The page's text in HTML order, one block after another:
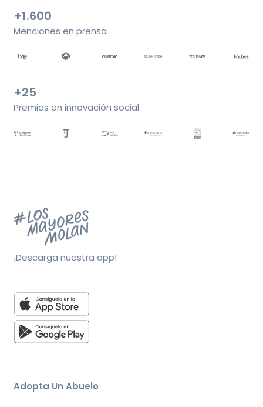
+1.600
Menciones en prensa
+25
Premios en innovación social
¡Descarga nuestra app!
Adopta Un Abuelo